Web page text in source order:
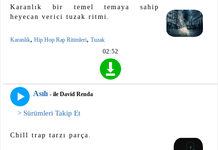
Karanlık bir temel temaya sahip
heyecan verici tuzak ritmi.
Karanlık, Hip Hop Rap Ritimleri, Tuzak
02:52
Asılı - ile David Renda
> Sürümleri Takip Et
Chill trap tarzı parça.